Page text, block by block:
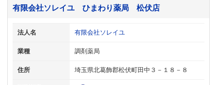
有限会社ソレイユ ひまわり薬局 松伏店
法人名 有限会社ソレイユ
業種 調剤薬局
住所 埼玉県北葛飾郡松伏町田中３－１８－８